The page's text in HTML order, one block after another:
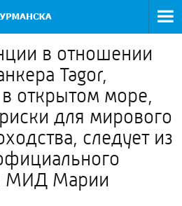
в отношении
Tagor,
открытом море,
для мирового
следует из
МИД Марии